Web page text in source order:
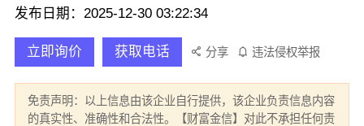
发布日期：2025-12-30 03:22:34
立即询价 获取电话 分享 违法侵权举报
免责声明：以上信息由该企业自行提供，该企业负责信息内容
的真实性、准确性和合法性。【财富金信】对此不承担任何责